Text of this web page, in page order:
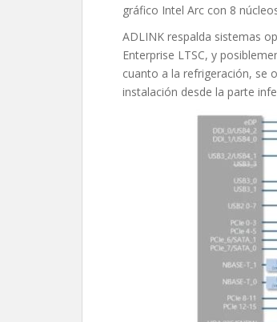
gráfico Intel Arc con 8
ADLINK respalda sistemas
Enterprise LTSC, y
cuanto a la refrigeración, se
instalación desde la parte